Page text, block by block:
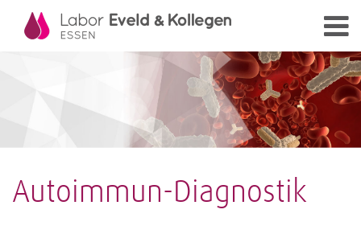
Autoimmun-Diagnostik